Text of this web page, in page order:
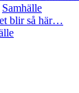
Samhälle
blir så här…